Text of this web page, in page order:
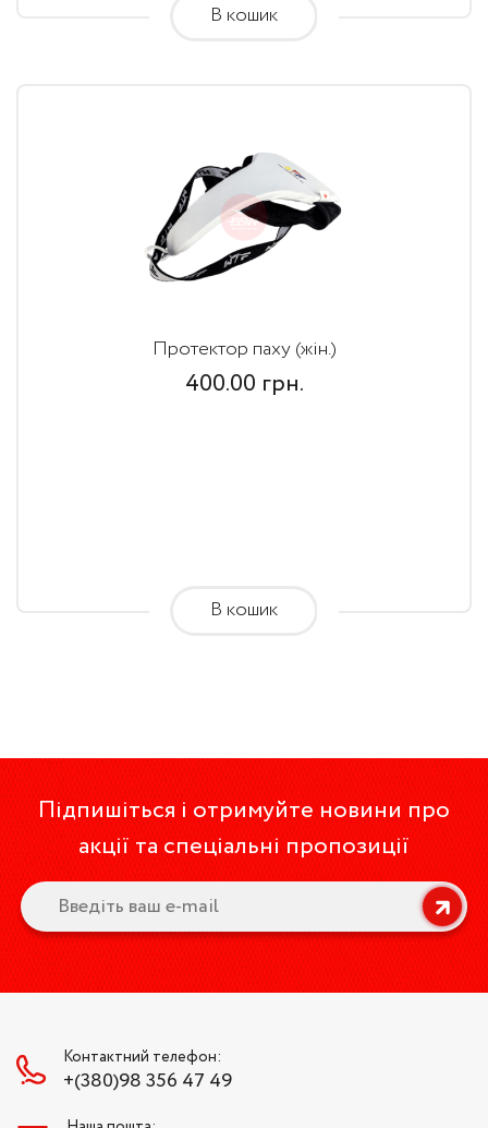
В кошик
Протектор паху (жін.)
400.00 грн.
В кошик
Підпишіться і отримуйте новини про
акції та спеціальні пропозиції
Контактний телефон:
+(380)98 356 47 49